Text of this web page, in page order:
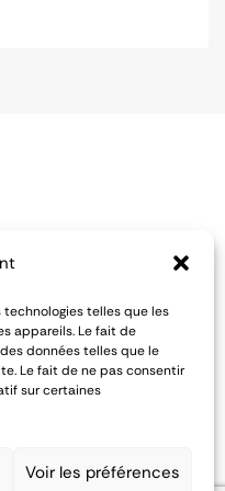
technologies telles que les
appareils. Le fait de
données telles que le
Le fait de ne pas consentir
sur certaines
Voir les préférences
est à votre écoute
02 50